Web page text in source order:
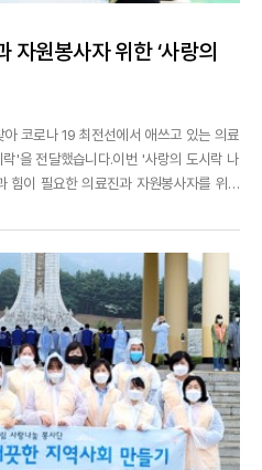
자원봉사자 위한 ‘사랑의
코로나 19 최전선에서 애쓰고 있는 의료
'을 전달했습니다.이번 '사랑의 도시락 나
힘이 필요한 의료진과 자원봉사자를 위해
진료소에 전달했습니다^^이른 아침부터
에게친...